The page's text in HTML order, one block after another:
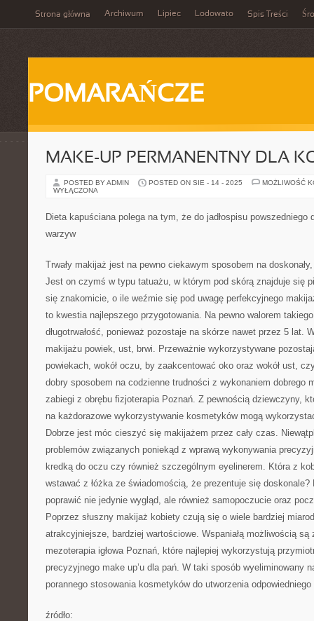
Strona główna Archiwum Lipiec Lodowato Spis Treści
POMARAŃCZE
MAKE-UP PERMANENTNY DLA
POSTED BY ADMIN POSTED ON SIE - 14 - 2025
MOŻLIWOŚĆ
WYŁĄCZONA
Dieta kapuściana polega na tym, że do jadłospisu
warzyw
Trwały makijaż jest na pewno ciekawym sposobem na
Jest on czymś w typu tatuażu, w którym pod skórą znajduje się
się znakomicie, o ile weźmie się pod uwagę perfekcyjnego
to kwestia najlepszego przygotowania. Na pewno walorem
długotrwałość, ponieważ pozostaje na skórze nawet przez 5 lat.
makijażu powiek, ust, brwi. Przeważnie wykorzystywane
powiekach, wokół oczu, by zaakcentować oko oraz wokół ust,
dobry sposobem na codzienne trudności z wykonaniem dobrego
zabiegi z obrębu fizjoterapia Poznań. Z pewnością dziewczyny,
na każdorazowe wykorzystywanie kosmetyków mogą
Dobrze jest móc cieszyć się makijażem przez cały czas.
problemów związanych poniekąd z wprawą wykonywania
kredką do oczu czy również szczególnym eyelinerem. Która z
wstawać z łóżka ze świadomością, że prezentuje się doskonale?
poprawić nie jedynie wygląd, ale również samopoczucie oraz
Poprzez słuszny makijaż kobiety czują się o wiele bardziej
atrakcyjniejsze, bardziej wartościowe. Wspaniałą możliwością są
mezoterapia igłowa Poznań, które najlepiej wykorzystują
precyzyjnego make up’u dla pań. W taki sposób wyeliminowany
porannego stosowania kosmetyków do utworzenia
źródło: